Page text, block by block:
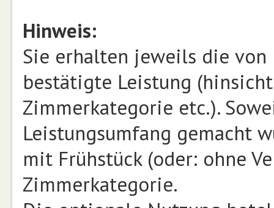
Hinweis:
Sie erhalten jeweils die
bestätigte Leistung
Zimmerkategorie etc.).
Leistungsumfang gemacht
mit Frühstück (oder: ohne
Zimmerkategorie.